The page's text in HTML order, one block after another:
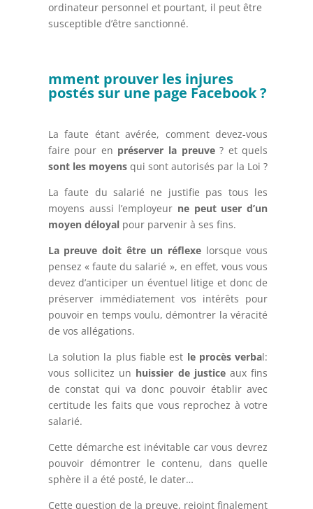
ordinateur personnel et pourtant, il peut être
susceptible d’être sanctionné.
mment prouver les injures
postés sur une page Facebook ?
La faute étant avérée, comment devez-vous
faire pour en préserver la preuve? et quels
sont les moyensqui sont autorisés par la Loi ?
La faute du salarié ne justifie pas tous les
moyens aussi l’employeur ne peut user d’un
moyen déloyalpour parvenir à ses fins.
La preuve doit être un réflexelorsque vous
pensez « faute du salarié », en effet, vous vous
devez d’anticiper un éventuel litige et donc de
préserver immédiatement vos intérêts pour
pouvoir en temps voulu, démontrer la véracité
de vos allégations.
La solution la plus fiable est le procès verbal:
vous sollicitez un huissier de justiceaux fins
de constat qui va donc pouvoir établir avec
certitude les faits que vous reprochez à votre
salarié.
Cette démarche est inévitable car vous devrez
pouvoir démontrer le contenu, dans quelle
sphère il a été posté, le dater…
Cette question de la preuve, rejoint finalement